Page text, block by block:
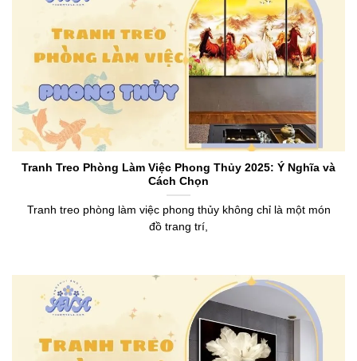
Tranh Treo Phòng Làm Việc Phong Thủy 2025: Ý Nghĩa và
Cách Chọn
Tranh treo phòng làm việc phong thủy không chỉ là một món
đồ trang trí,